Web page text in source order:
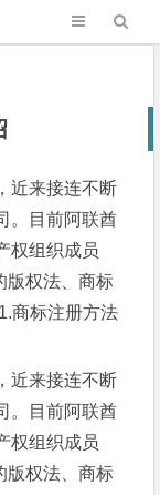
近来接连不断
。目前阿联酋
权组织成员
版权法、商标
商标注册方法
近来接连不断
。目前阿联酋
权组织成员
版权法、商标